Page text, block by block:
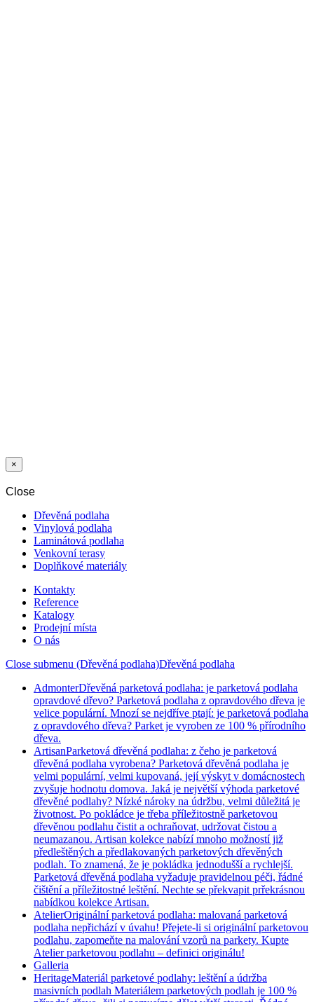
×
Close
Dřevěná podlaha
Vinylová podlaha
Laminátová podlaha
Venkovní terasy
Doplňkové materiály
Kontakty
Reference
Katalogy
Prodejní místa
O nás
Close submenu (Dřevěná podlaha)Dřevěná podlaha
AdmonterDřevěná parketová podlaha: je parketová podlaha
opravdové dřevo? Parketová podlaha z opravdového dřeva je
velice populární. Mnozí se nejdříve ptají: je parketová podlaha
z opravdového dřeva? Parket je vyroben ze 100 % přírodního
dřeva.
ArtisanParketová dřevěná podlaha: z čeho je parketová
dřevěná podlaha vyrobena? Parketová dřevěná podlaha je
velmi populární, velmi kupovaná, její výskyt v domácnostech
zvyšuje hodnotu domova. Jaká je největší výhoda parketové
dřevěné podlahy? Nízké nároky na údržbu, velmi důležitá je
životnost. Po pokládce je třeba příležitostně parketovou
dřevěnou podlahu čistit a ochraňovat, udržovat čistou a
neumazanou. Artisan kolekce nabízí mnoho možností již
předleštěných a předlakovaných parketových dřevěných
podlah. To znamená, že je pokládka jednodušší a rychlejší.
Parketová dřevěná podlaha vyžaduje pravidelnou péči, řádné
čištění a příležitostné leštění. Nechte se překvapit prřekrásnou
nabídkou kolekce Artisan.
AtelierOriginální parketová podlaha: malovaná parketová
podlaha nepřichází v úvahu! Přejete-li si originální parketovou
podlahu, zapomeňte na malování vzorů na parkety. Kupte
Atelier parketovou podlahu – definici originálu!
Galleria
HeritageMateriál parketové podlahy: leštění a údržba
masivních podlah Materiálem parketových podlah je 100 %